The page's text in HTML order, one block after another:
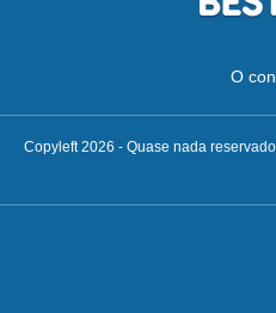
O
Copyleft 2026 - Quase nada